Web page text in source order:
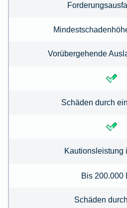
Vorübergehende
Schäden durch
Kautionsleistung
Bis 200.000
Schäden